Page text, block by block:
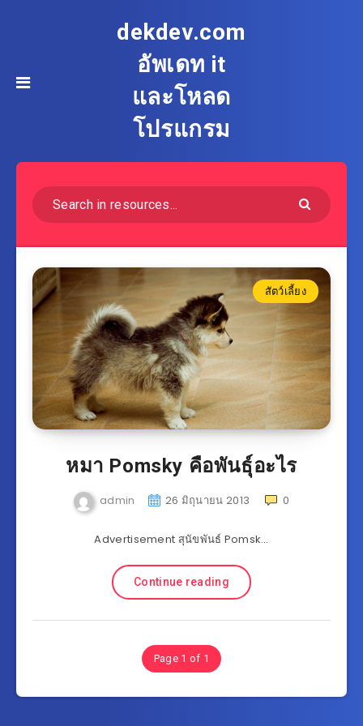
dekdev.com
อัพเดท it
และโหลด
โปรแกรม
สัตว์เลี้ยง
หมา Pomsky คือพันธุ์อะไร
admin 26 มิถุนายน 2013 0
Advertisement สุนัขพันธ์ Pomsk…
Continue reading
Page 1 of 1